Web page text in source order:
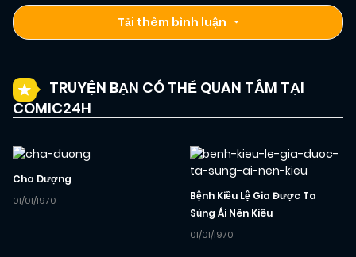
Tải thêm bình luận
TRUYỆN BẠN CÓ THỂ QUAN TÂM TẠI
COMIC24H
Cha Dượng
01/01/1970
Bệnh Kiều Lệ Gia Được Ta
Sủng Ái Nên Kiêu
01/01/1970